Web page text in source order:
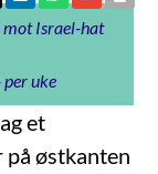
mot Israel-hat
uke
et
østkanten